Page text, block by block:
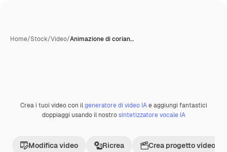
Home/Stock/Video/Animazione di corian…
PremiumCreata con IA
Crea i tuoi video con ilgeneratore di video IAe aggiungi fantastici
doppiaggi usando il nostrosintetizzatore vocale IA
Modifica video Ricrea Crea progetto video